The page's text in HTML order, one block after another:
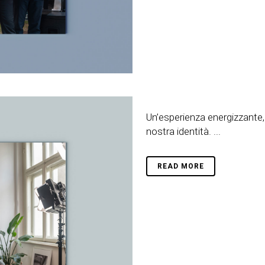
Un’esperienza
nostra identità. ...
READ MORE